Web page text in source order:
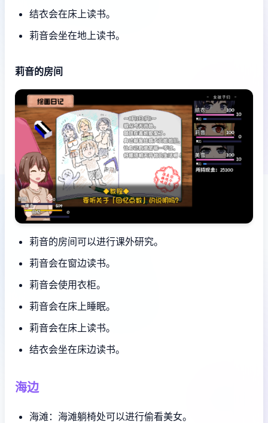
结衣会在床上读书。
莉音会坐在地上读书。
莉音的房间
莉音的房间可以进行课外研究。
莉音会在窗边读书。
莉音会使用衣柜。
莉音会在床上睡眠。
莉音会在床上读书。
结衣会坐在床边读书。
海边
海滩：海滩躺椅处可以进行偷看美女。